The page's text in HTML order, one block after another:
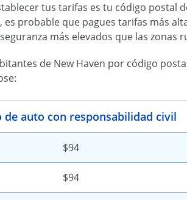
tus tarifas es tu código postal
probable que pagues tarifas más
más elevados que las zonas
de New Haven por código
de auto con responsabilidad civil
$94
$94